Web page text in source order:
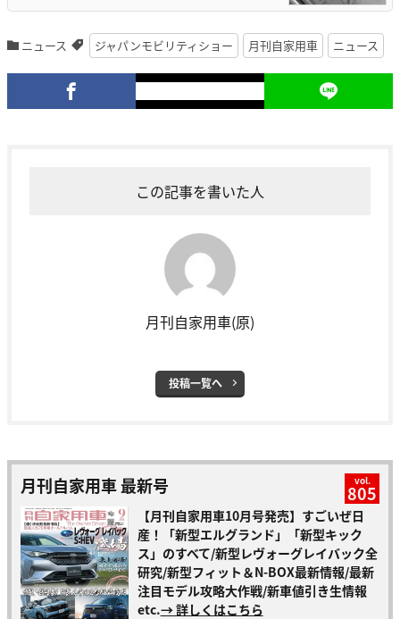
ニュース ジャパンモビリティショー 月刊自家用車 ニュース
この記事を書いた人
月刊自家用車(原)
投稿一覧へ
月刊自家用車 最新号 vol.
805
【月刊自家用車10月号発売】すごいぜ日
産！「新型エルグランド」「新型キック
ス」のすべて/新型レヴォーグレイバック全
研究/新型フィット＆N-BOX最新情報/最新
注目モデル攻略大作戦/新車値引き生情報
etc.→ 詳しくはこちら